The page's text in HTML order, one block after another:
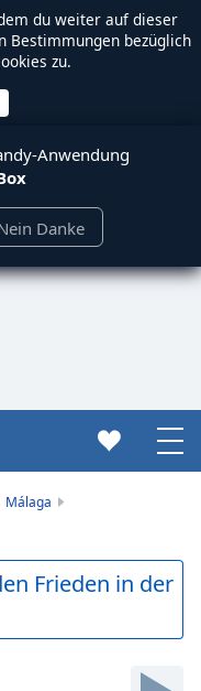
du weiter auf dieser
Bestimmungen bezüglich
zu.
Anwendung
Danke
Málaga
Frieden in der